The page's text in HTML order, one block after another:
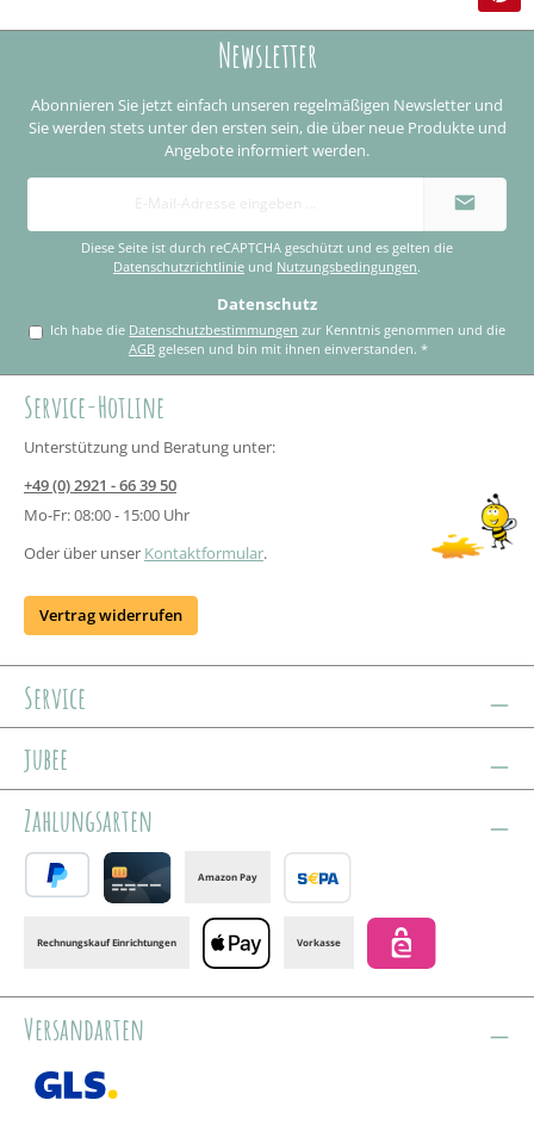
Newsletter
Abonnieren Sie jetzt einfach unseren regelmäßigen Newsletter und
Sie werden stets unter den ersten sein, die über neue Produkte und
Angebote informiert werden.
E-
Adresse
Diese Seite ist durch reCAPTCHA geschützt und es gelten die
Datenschutzrichtlinie und Nutzungsbedingungen.
Datenschutz
Ich habe die Datenschutzbestimmungen
AGB gelesen und bin mit ihnen einverstanden.*
Service-Hotline
Unterstützung und Beratung unter:
+49 (0) 2921 - 66 39 50
Mo-Fr: 08:00 - 15:00 Uhr
Oder über unser Kontaktformular.
Vertrag widerrufen
Service
jubee
Zahlungsarten
Amazon Pay
Banktransfer
Rechnungskauf Einrichtungen Vorkasse
Versandarten